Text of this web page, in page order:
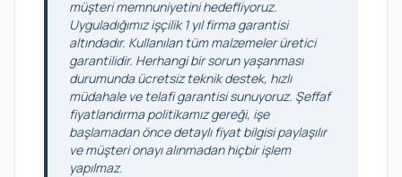
müşteri memnuniyetini hedefliyoruz.
Uyguladığımız işçilik 1 yıl firma garantisi
altındadır. Kullanılan tüm malzemeler üretici
garantilidir. Herhangi bir sorun yaşanması
durumunda ücretsiz teknik destek, hızlı
müdahale ve telafi garantisi sunuyoruz. Şeffaf
fiyatlandırma politikamız gereği, işe
başlamadan önce detaylı fiyat bilgisi paylaşılır
ve müşteri onayı alınmadan hiçbir işlem
yapılmaz.